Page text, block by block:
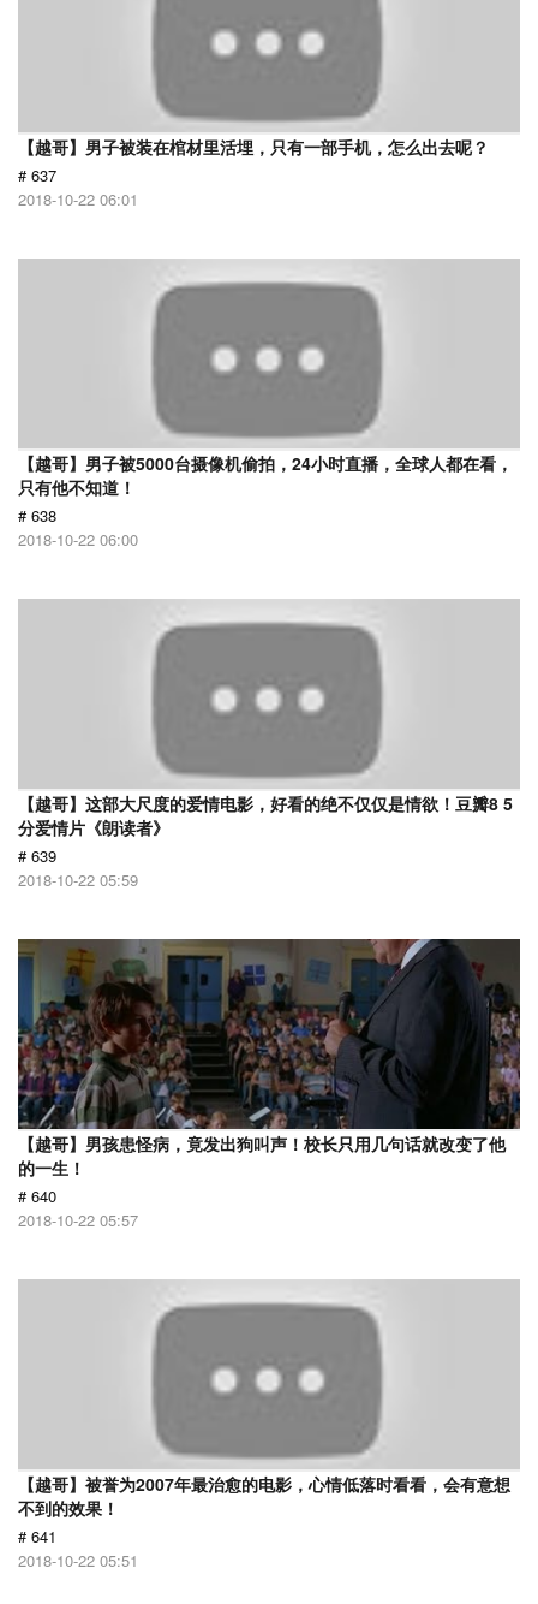
【越哥】男子被装在棺材里活埋，只有一部手机，怎么出去呢？
# 637
2018-10-22 06:01
【越哥】男子被5000台摄像机偷拍，24小时直播，全球人都在看，
只有他不知道！
# 638
2018-10-22 06:00
【越哥】这部大尺度的爱情电影，好看的绝不仅仅是情欲！豆瓣8 5
分爱情片《朗读者》
# 639
2018-10-22 05:59
【越哥】男孩患怪病，竟发出狗叫声！校长只用几句话就改变了他
的一生！
# 640
2018-10-22 05:57
【越哥】被誉为2007年最治愈的电影，心情低落时看看，会有意想
不到的效果！
# 641
2018-10-22 05:51